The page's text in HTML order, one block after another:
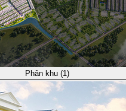
Phân khu (1)